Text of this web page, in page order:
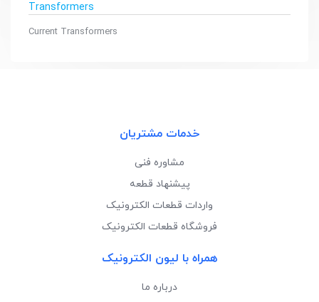
Transformers
Current Transformers
خدمات مشتریان
مشاوره فنی
پیشنهاد قطعه
واردات قطعات الکترونیک
فروشگاه قطعات الکترونیک
همراه با لیون الکترونیک
درباره ما